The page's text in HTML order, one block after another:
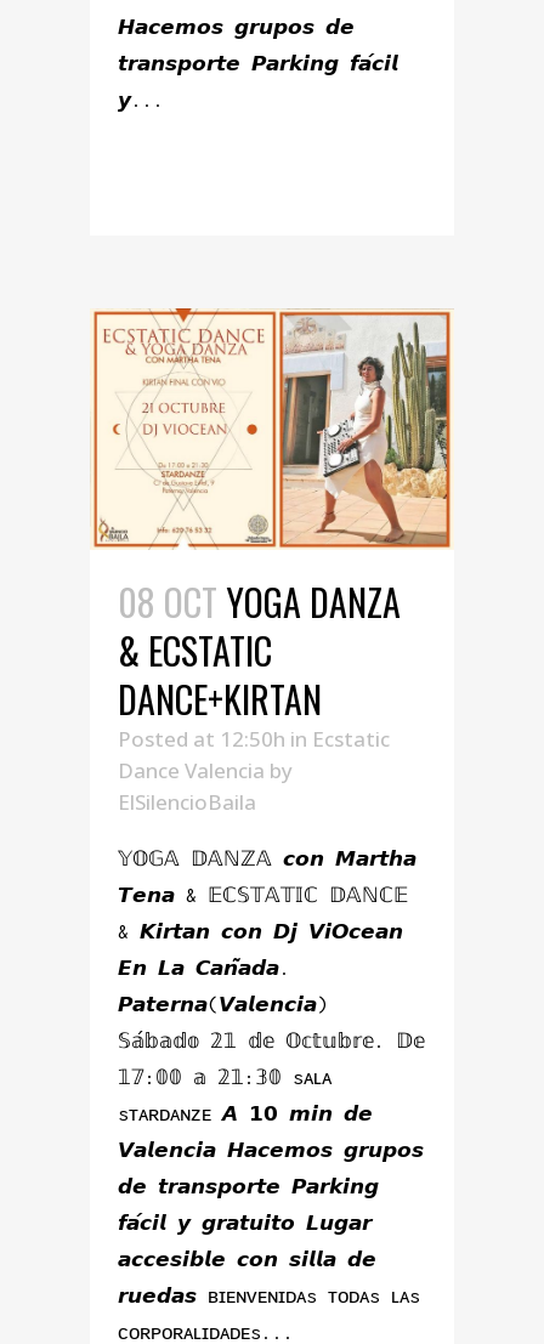
𝙃𝙖𝙘𝙚𝙢𝙤𝙨 𝙜𝙧𝙪𝙥𝙤𝙨 𝙙𝙚
𝙩𝙧𝙖𝙣𝙨𝙥𝙤𝙧𝙩𝙚 𝙋𝙖𝙧𝙠𝙞𝙣𝙜 𝙛𝙖́𝙘𝙞𝙡
𝙮...
08 OCTYOGA DANZA
& ECSTATIC
DANCE+KIRTAN
Posted at 12:50h in Ecstatic
Dance Valencia by
ElSilencioBaila
𝕐𝕆𝔾𝔸 𝔻𝔸ℕℤ𝔸 𝙘𝙤𝙣 𝙈𝙖𝙧𝙩𝙝𝙖
𝙏𝙚𝙣𝙖 & 𝔼ℂ𝕊𝕋𝔸𝕋𝕀ℂ 𝔻𝔸ℕℂ𝔼
& 𝙆𝙞𝙧𝙩𝙖𝙣 𝙘𝙤𝙣 𝘿𝙟 𝙑𝙞𝙊𝙘𝙚𝙖𝙣
𝙀𝙣 𝙇𝙖 𝘾𝙖𝙣̃𝙖𝙙𝙖.
𝙋𝙖𝙩𝙚𝙧𝙣𝙖(𝙑𝙖𝙡𝙚𝙣𝙘𝙞𝙖)
𝕊𝕒́𝕓𝕒𝕕𝕠 𝟚𝟙 𝕕𝕖 𝕆𝕔𝕥𝕦𝕓𝕣𝕖. 𝔻𝕖
𝟙𝟟:𝟘𝟘 𝕒 𝟚𝟙:𝟛𝟘 sᴀʟᴀ
sᴛᴀʀᴅᴀɴᴢᴇ 𝘼 𝟭𝟬 𝙢𝙞𝙣 𝙙𝙚
𝙑𝙖𝙡𝙚𝙣𝙘𝙞𝙖 𝙃𝙖𝙘𝙚𝙢𝙤𝙨 𝙜𝙧𝙪𝙥𝙤𝙨
𝙙𝙚 𝙩𝙧𝙖𝙣𝙨𝙥𝙤𝙧𝙩𝙚 𝙋𝙖𝙧𝙠𝙞𝙣𝙜
𝙛𝙖́𝙘𝙞𝙡 𝙮 𝙜𝙧𝙖𝙩𝙪𝙞𝙩𝙤 𝙇𝙪𝙜𝙖𝙧
𝙖𝙘𝙘𝙚𝙨𝙞𝙗𝙡𝙚 𝙘𝙤𝙣 𝙨𝙞𝙡𝙡𝙖 𝙙𝙚
𝙧𝙪𝙚𝙙𝙖𝙨 ʙɪᴇɴᴠᴇɴɪᴅᴀs ᴛᴏᴅᴀs ʟᴀs
ᴄᴏʀᴘᴏʀᴀʟɪᴅᴀᴅᴇs...